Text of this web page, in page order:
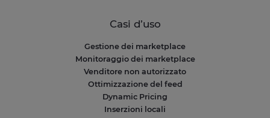
Casi d’uso
Gestione dei marketplace
Monitoraggio dei marketplace
Venditore non autorizzato
Ottimizzazione del feed
Dynamic Pricing
Inserzioni locali